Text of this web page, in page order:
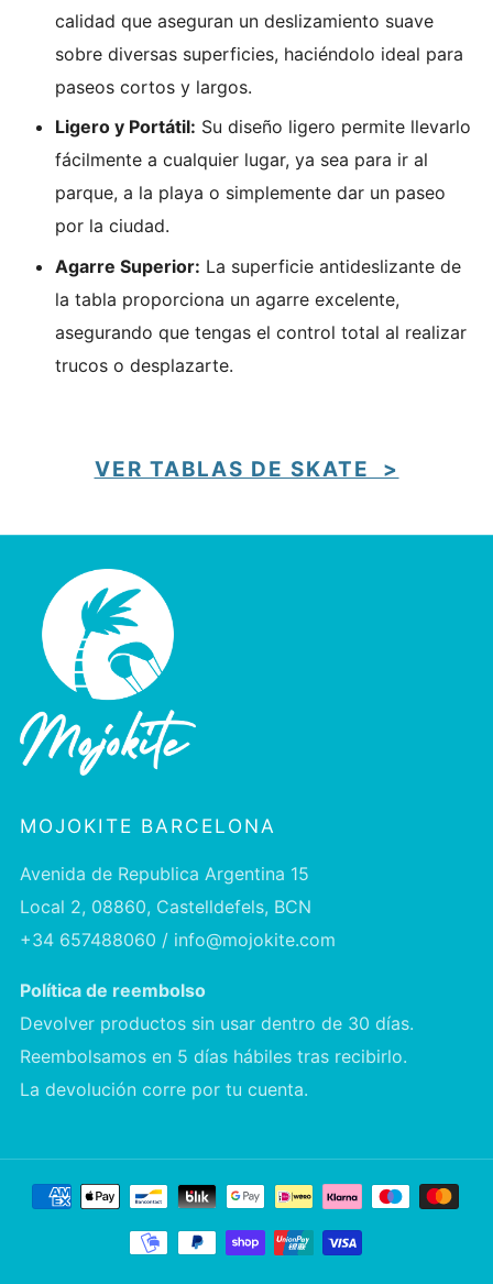
calidad que aseguran un deslizamiento suave
sobre diversas superficies, haciéndolo ideal para
paseos cortos y largos.
Ligero y Portátil: Su diseño ligero permite llevarlo
fácilmente a cualquier lugar, ya sea para ir al
parque, a la playa o simplemente dar un paseo
por la ciudad.
Agarre Superior: La superficie antideslizante de
la tabla proporciona un agarre excelente,
asegurando que tengas el control total al realizar
trucos o desplazarte.
VER TABLAS DE SKATE >
MOJOKITE BARCELONA
Avenida de Republica Argentina 15
Local 2, 08860, Castelldefels, BCN
+34 657488060 / info@mojokite.com
Política de reembolso
Devolver productos sin usar dentro de 30 días.
Reembolsamos en 5 días hábiles tras recibirlo.
La devolución corre por tu cuenta.